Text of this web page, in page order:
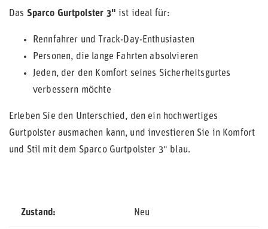
Das Sparco Gurtpolster 3"ist ideal für:
Rennfahrer und Track-Day-Enthusiasten
Personen, die lange Fahrten absolvieren
Jeden, der den Komfort seines Sicherheitsgurtes
verbessern möchte
Erleben Sie den Unterschied, den ein hochwertiges
Gurtpolster ausmachen kann, und investieren Sie in Komfort
und Stil mit dem Sparco Gurtpolster 3" blau.
Zustand Neu